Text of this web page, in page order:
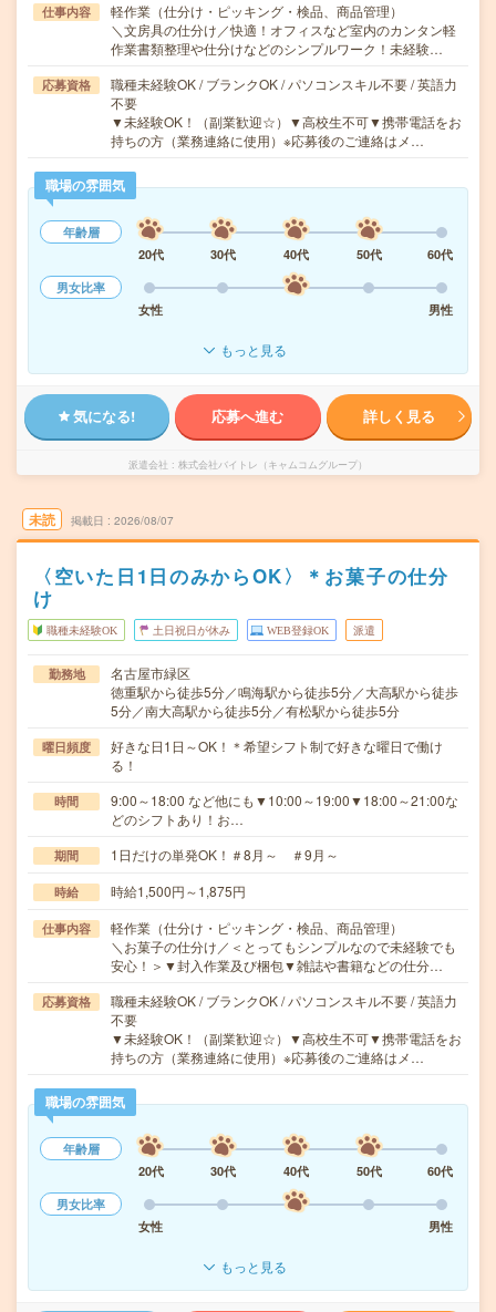
仕事内容
軽作業（仕分け・ピッキング・検品、商品管理）
＼文房具の仕分け／快適！オフィスなど室内のカンタン軽
作業書類整理や仕分けなどのシンプルワーク！未経験…
応募資格
職種未経験OK / ブランクOK / パソコンスキル不要 / 英語力
不要
▼未経験OK！（副業歓迎☆）▼高校生不可▼携帯電話をお
持ちの方（業務連絡に使用）※応募後のご連絡はメ…
職場の雰囲気
年齢層
20代
30代 40代 50代
60代
男女比率
女性
男性
もっと見る
気になる! 応募へ進む 詳しく見る
派遣会社 株式会社バイトレ（キャムコムグループ）
未読 掲載日 2026/08/07
〈空いた日1日のみからOK〉＊お菓子の仕分
け
職種未経験OK 土日祝日が休み WEB登録OK 派遣
勤務地
名古屋市緑区
徳重駅から徒歩5分／鳴海駅から徒歩5分／大高駅から徒歩
5分／南大高駅から徒歩5分／有松駅から徒歩5分
曜日頻度
好きな日1日～OK！＊希望シフト制で好きな曜日で働け
る！
時間
9:00～18:00 など他にも▼10:00～19:00▼18:00～21:00な
どのシフトあり！お…
期間 1日だけの単発OK！＃8月～ ＃9月～
時給 時給1,500円～1,875円
仕事内容
軽作業（仕分け・ピッキング・検品、商品管理）
＼お菓子の仕分け／＜とってもシンプルなので未経験でも
安心！＞▼封入作業及び梱包▼雑誌や書籍などの仕分…
応募資格
職種未経験OK / ブランクOK / パソコンスキル不要 / 英語力
不要
▼未経験OK！（副業歓迎☆）▼高校生不可▼携帯電話をお
持ちの方（業務連絡に使用）※応募後のご連絡はメ…
職場の雰囲気
年齢層
20代
30代 40代 50代
60代
男女比率
女性
男性
もっと見る